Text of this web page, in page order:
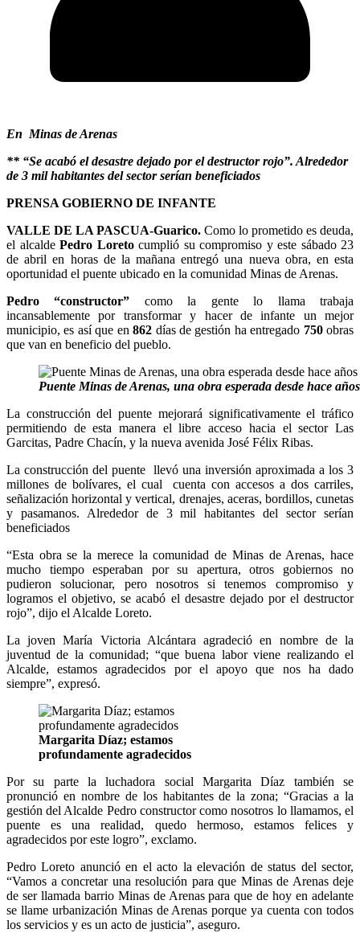
En Minas de Arenas
** “Se acabó el desastre dejado por el destructor rojo”. Alrededor
de 3 mil habitantes del sector serían beneficiados
PRENSA GOBIERNO DE INFANTE
VALLE DE LA PASCUA-Guarico. Como lo prometido es deuda,
el alcalde Pedro Loretocumplió su compromiso y este sábado 23
de abril en horas de la mañana entregó una nueva obra, en esta
oportunidad el puente ubicado en la comunidad Minas de Arenas.
Pedro “constructor” como la gente lo llama trabaja
incansablemente por transformar y hacer de infante un mejor
municipio, es así que en862 días de gestión ha entregado 750obras
que van en beneficio del pueblo.
Puente Minas de Arenas, una obra esperada desde hace años
La construcción del puente mejorará significativamente el tráfico
permitiendo de esta manera el libre acceso hacia el sector Las
Garcitas, Padre Chacín, y la nueva avenida José Félix Ribas.
La construcción del puente llevó una inversión aproximada a los 3
millones de bolívares, el cual cuenta con accesos a dos carriles,
señalización horizontal y vertical, drenajes, aceras, bordillos, cunetas
y pasamanos. Alrededor de 3 mil habitantes del sector serían
beneficiados
“Esta obra se la merece la comunidad de Minas de Arenas, hace
mucho tiempo esperaban por su apertura, otros gobiernos no
pudieron solucionar, pero nosotros si tenemos compromiso y
logramos el objetivo, se acabó el desastre dejado por el destructor
rojo”, dijo el Alcalde Loreto.
La joven María Victoria Alcántara agradeció en nombre de la
juventud de la comunidad; “que buena labor viene realizando el
Alcalde, estamos agradecidos por el apoyo que nos ha dado
siempre”, expresó.
Margarita Díaz; estamos
profundamente agradecidos
Por su parte la luchadora social Margarita Díaz también se
pronunció en nombre de los habitantes de la zona; “Gracias a la
gestión del Alcalde Pedro constructor como nosotros lo llamamos, el
puente es una realidad, quedo hermoso, estamos felices y
agradecidos por este logro”, exclamo.
Pedro Loreto anunció en el acto la elevación de status del sector,
“Vamos a concretar una resolución para que Minas de Arenas deje
de ser llamada barrio Minas de Arenas para que de hoy en adelante
se llame urbanización Minas de Arenas porque ya cuenta con todos
los servicios y es un acto de justicia”, aseguro.